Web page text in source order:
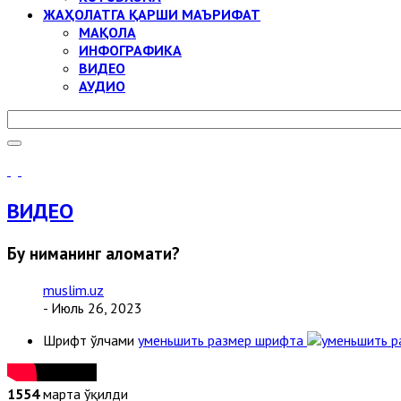
ЖАҲОЛАТГА ҚАРШИ МАЪРИФАТ
МАҚОЛА
ИНФОГРАФИКА
ВИДЕО
АУДИО
ВИДЕО
Бу ниманинг аломати?
muslim.uz
- Июль 26, 2023
Шрифт ўлчами уменьшить размер шрифта
1554марта ўқилди